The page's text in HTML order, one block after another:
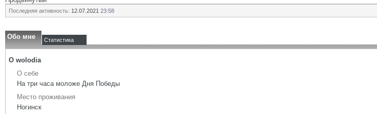
Последняя активность: 12.07.2021 23:58
Обо мне Статистика
О wolodia
О себе
На три часа моложе Дня Победы
Место проживания
Ногинск